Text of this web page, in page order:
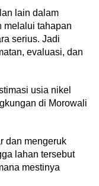
lain dalam
melalui tahapan
serius. Jadi
evaluasi, dan
usia nikel
di Morowali
dan mengeruk
lahan tersebut
mestinya